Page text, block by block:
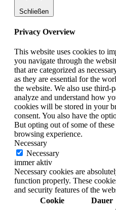
Schließen
Privacy Overview
This website uses cookies to
you navigate through the
that are categorized as
as they are essential for the
the website. We also use third-
analyze and understand how
cookies will be stored in your
consent. You also have the
But opting out of some of
browsing experience.
Necessary
Necessary
immer aktiv
Necessary cookies are
function properly. These
and security features of the
Cookie
Dauer